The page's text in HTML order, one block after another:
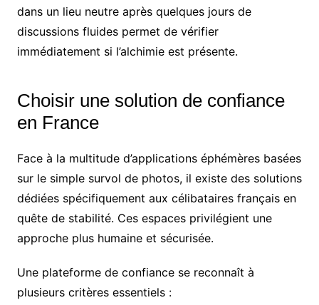
dans un lieu neutre après quelques jours de
discussions fluides permet de vérifier
immédiatement si l’alchimie est présente.
Choisir une solution de confiance
en France
Face à la multitude d’applications éphémères basées
sur le simple survol de photos, il existe des solutions
dédiées spécifiquement aux célibataires français en
quête de stabilité. Ces espaces privilégient une
approche plus humaine et sécurisée.
Une plateforme de confiance se reconnaît à
plusieurs critères essentiels :